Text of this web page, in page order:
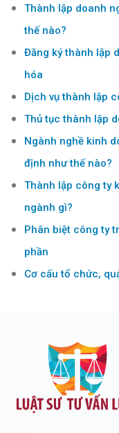
Thành lập doanh
thế nào?
Đăng ký thành lập
hóa
Dịch vụ thành lập
Thủ tục thành lập
Ngành nghề kinh
định như thế nào?
Thành lập công ty
ngành gì?
Phân biệt công ty
phần
Cơ cấu tổ chức,